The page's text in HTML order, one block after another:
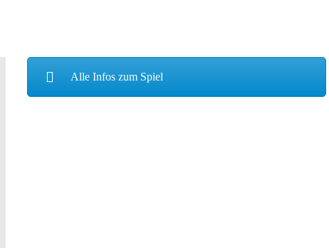
U8 / F2
Alle Infos zum Spiel